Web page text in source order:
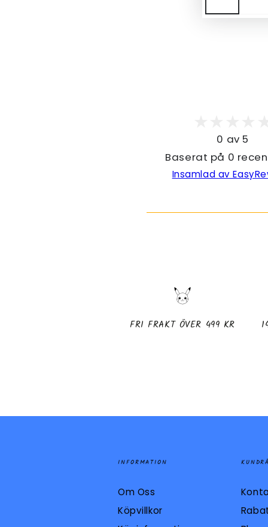
0 av 5
Baserat på 0
Insamlad av
FRI FRAKT ÖVER 499 KR
INFORMATION
Om Oss
Köpvillkor